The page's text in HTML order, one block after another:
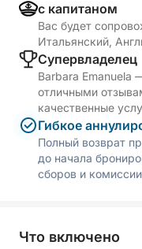
с капитаном
Вас будет
Итальянский,
Cупервладелец
Barbara Emanuela
отличными
качественные
Гибкое
Полный возврат
до начала
сборов и
Что включено